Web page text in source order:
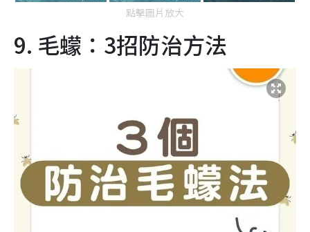
點擊圖片放大
9. 毛蠓：3招防治方法